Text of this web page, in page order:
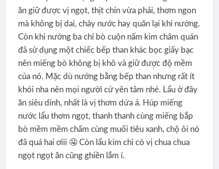
ăn giữ được vị ngọt, thịt chín vừa phải, thơm ngon
mà không bị dai, chảy nước hay quăn lại khi nướng.
Còn khi nướng ba chỉ bò cuộn nấm kim châm quán
đã sử dụng một chiếc bếp than khác bọc giấy bạc
nên miếng bò không bị khô và giữ được độ mềm
của nó. Mặc dù nướng bằng bếp than nhưng rất ít
khói nha nên mọi người cứ yên tâm nhé. Lẩu ở đây
ăn siêu dính, nhất là vị thơm dứa á. Húp miếng
nước lẩu thơm ngọt, thanh thanh cùng miếng bắp
bò mềm mềm chấm cùng muối tiêu xanh, chộ ôi nó
đã quá hai ơiii 🤤 Còn lẩu kim chi có vị chua chua
ngọt ngọt ăn cũng ghiền lắm í.